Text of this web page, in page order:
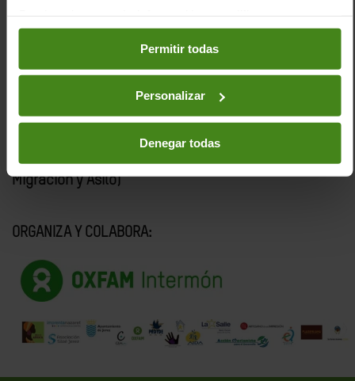
preferencias accediendo a nuestraPolítica de Cookieso
en los botones facilitados a continuación:
Permitir todas
Personalizar
Denegar todas
realizó para otro de sus documentales:Éxodo
(2020), protagonizada también por estas
*Entrada libre, hasta completar aforo.
Recogida de firmas por los derechos de los
y las migrantes, y contra el PEMA (Pacto Europeo de
Migración y Asilo)
ORGANIZA Y COLABORA: